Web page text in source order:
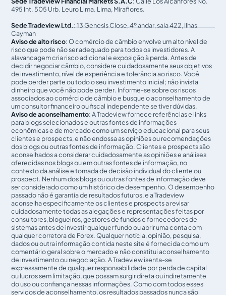
495 Int. 505 Urb. Leuro Lima. Lima, Miraflores.
Sede Tradeview Ltd.: 13 Genesis Close, 4º andar, sala 422, Ilhas
Cayman
Aviso de alto risco: O comércio de câmbio envolve um alto nível de
risco que pode não ser adequado para todos os investidores. A
alavancagem cria risco adicional e exposição à perda. Antes de
decidir negociar câmbio, considere cuidadosamente seus objetivos
de investimento, nível de experiência e tolerância ao risco. Você
pode perder parte ou todo o seu investimento inicial; não invista
dinheiro que você não pode perder. Informe-se sobre os riscos
associados ao comércio de câmbio e busque o aconselhamento de
um consultor financeiro ou fiscal independente se tiver dúvidas.
Aviso de aconselhamento: A Tradeview fornece referências e links
para blogs selecionados e outras fontes de informações
econômicas e de mercado como um serviço educacional para seus
clientes e prospects, e não endossa as opiniões ou recomendações
dos blogs ou outras fontes de informação. Clientes e prospects são
aconselhados a considerar cuidadosamente as opiniões e análises
oferecidas nos blogs ou em outras fontes de informação, no
contexto da análise e tomada de decisão individual do cliente ou
prospect. Nenhum dos blogs ou outras fontes de informação deve
ser considerado como um histórico de desempenho. O desempenho
passado não é garantia de resultados futuros, e a Tradeview
aconselha especificamente os clientes e prospects a revisar
cuidadosamente todas as alegações e representações feitas por
consultores, blogueiros, gestores de fundos e fornecedores de
sistemas antes de investir qualquer fundo ou abrir uma conta com
qualquer corretora de Forex. Qualquer notícia, opinião, pesquisa,
dados ou outra informação contida neste site é fornecida como um
comentário geral sobre o mercado e não constitui aconselhamento
de investimento ou negociação. A Tradeview isenta-se
expressamente de qualquer responsabilidade por perda de capital
ou lucros sem limitação, que possam surgir direta ou indiretamente
do uso ou confiança nessas informações. Como com todos esses
serviços de aconselhamento, os resultados passados nunca são